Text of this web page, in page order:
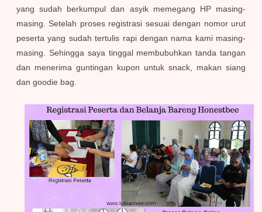
yang sudah berkumpul dan asyik memegang HP masing-
masing. Setelah proses registrasi sesuai dengan nomor urut
peserta yang sudah tertulis rapi dengan nama kami masing-
masing. Sehingga saya tinggal membubuhkan tanda tangan
dan menerima guntingan kupon untuk snack, makan siang
dan goodie bag.